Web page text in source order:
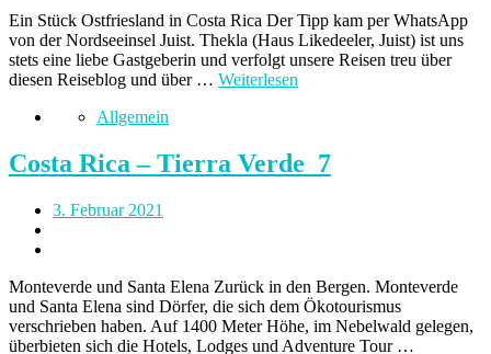
Ein Stück Ostfriesland in Costa Rica Der Tipp kam per WhatsApp
von der Nordseeinsel Juist. Thekla (Haus Likedeeler, Juist) ist uns
stets eine liebe Gastgeberin und verfolgt unsere Reisen treu über
diesen Reiseblog und über … Weiterlesen
Allgemein
Costa Rica – Tierra Verde_7
3. Februar 2021
Monteverde und Santa Elena Zurück in den Bergen. Monteverde
und Santa Elena sind Dörfer, die sich dem Ökotourismus
verschrieben haben. Auf 1400 Meter Höhe, im Nebelwald gelegen,
überbieten sich die Hotels, Lodges und Adventure Tour …